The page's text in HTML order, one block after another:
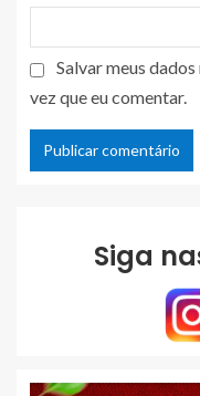
Salvar meus
vez que eu comentar.
Siga